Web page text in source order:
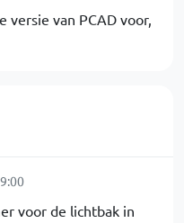
versie van PCAD voor,
voor de lichtbak in